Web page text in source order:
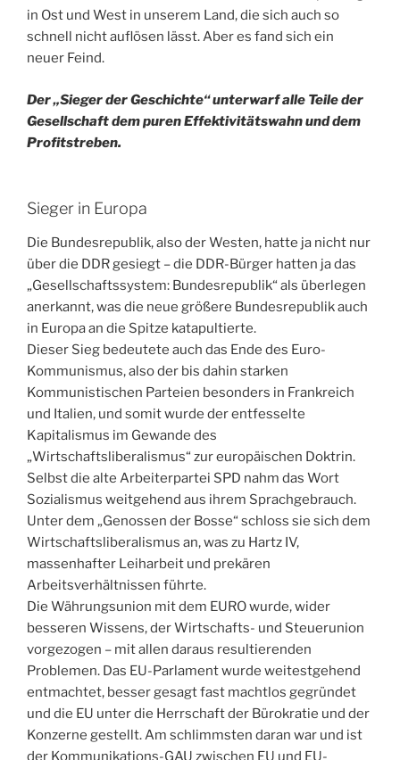
in Ost und West in unserem Land, die sich auch so
schnell nicht auflösen lässt. Aber es fand sich ein
neuer Feind.
Der „Sieger der Geschichte“ unterwarf alle Teile der
Gesellschaft dem puren Effektivitätswahn und dem
Profitstreben.
Sieger in Europa
Die Bundesrepublik, also der Westen, hatte ja nicht nur
über die DDR gesiegt – die DDR-Bürger hatten ja das
„Gesellschaftssystem: Bundesrepublik“ als überlegen
anerkannt, was die neue größere Bundesrepublik auch
in Europa an die Spitze katapultierte.
Dieser Sieg bedeutete auch das Ende des Euro-
Kommunismus, also der bis dahin starken
Kommunistischen Parteien besonders in Frankreich
und Italien, und somit wurde der entfesselte
Kapitalismus im Gewande des
„Wirtschaftsliberalismus“ zur europäischen Doktrin.
Selbst die alte Arbeiterpartei SPD nahm das Wort
Sozialismus weitgehend aus ihrem Sprachgebrauch.
Unter dem „Genossen der Bosse“ schloss sie sich dem
Wirtschaftsliberalismus an, was zu Hartz IV,
massenhafter Leiharbeit und prekären
Arbeitsverhältnissen führte.
Die Währungsunion mit dem EURO wurde, wider
besseren Wissens, der Wirtschafts- und Steuerunion
vorgezogen – mit allen daraus resultierenden
Problemen. Das EU-Parlament wurde weitestgehend
entmachtet, besser gesagt fast machtlos gegründet
und die EU unter die Herrschaft der Bürokratie und der
Konzerne gestellt. Am schlimmsten daran war und ist
der Kommunikations-GAU zwischen EU und EU-